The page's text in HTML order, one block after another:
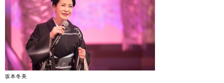
坂本冬美